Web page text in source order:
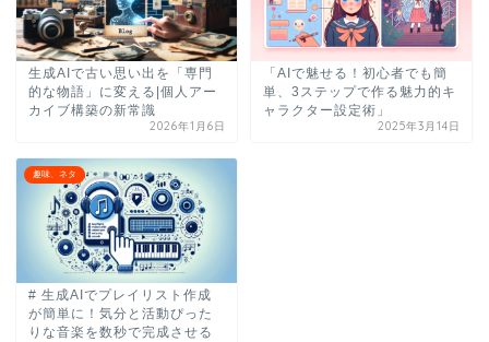
生成AIで古い思い出を「専門
的な物語」に変える|個人アー
カイブ構築の新常識
2026年1月6日
「AIで魅せる！初心者でも簡
単、3ステップで作る魅力的キ
ャラクター設定術」
2025年3月14日
趣味、ネタ
# 生成AIでプレイリスト作成
が簡単に！気分と活動ぴった
りな音楽を数秒で完成させる